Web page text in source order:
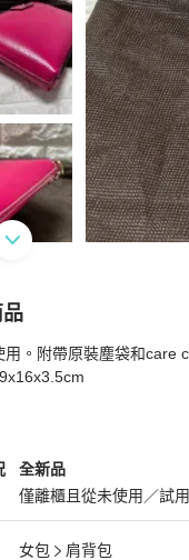
品
Spade商品詳情與購
用。附帶原裝塵袋和care
女包商品狀態與細節
全新品
僅離櫃且從未使用／試
全新品
女包分類資訊
女包
肩背包